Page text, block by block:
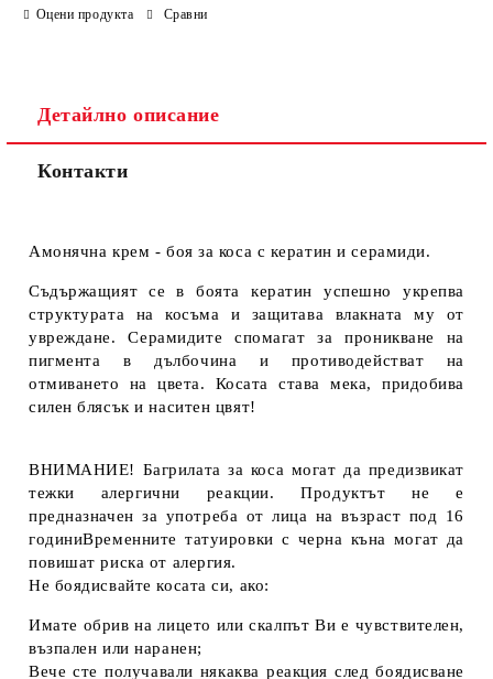
Оцени продукта Сравни
Детайлно описание
Контакти
Амонячна крем - боя за коса с кератин и серамиди.
Съдържащият се в боята кератин успешно укрепва
структурата на косъма и защитава влакната му от
увреждане. Серамидите спомагат за проникване на
пигмента в дълбочина и противодействат на
отмиването на цвета. Косата става мека, придобива
силен блясък и наситен цвят!
ВНИМАНИЕ! Багрилата за коса могат да предизвикат
тежки алергични реакции. Продуктът не е
предназначен за употреба от лица на възраст под 16
годиниВременните татуировки с черна къна могат да
повишат риска от алергия.
Не боядисвайте косата си, ако:
Имате обрив на лицето или скалпът Ви е чувствителен,
възпален или наранен;
Вече сте получавали някаква реакция след боядисване